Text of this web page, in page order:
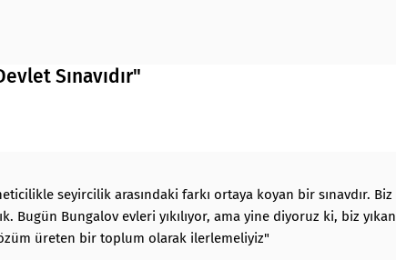
Sınavıdır"
seyircilik arasındaki farkı ortaya koyan bir sınavdır. Biz
Bugün Bungalov evleri yıkılıyor, ama yine diyoruz ki, biz yıkan
üreten bir toplum olarak ilerlemeliyiz"